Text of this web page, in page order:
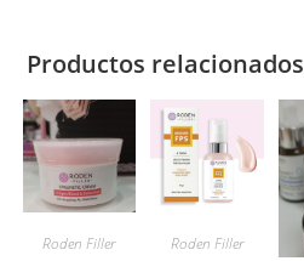
Productos relacionados
Roden Filler Roden Filler